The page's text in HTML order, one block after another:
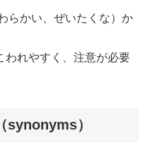
わらかい、ぜいたくな）か
われやすく、注意が必要
synonyms）